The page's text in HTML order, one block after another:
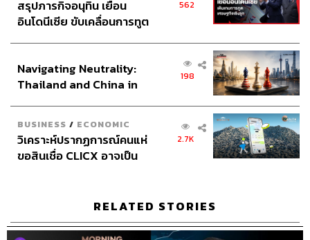
สรุปภารกิจอนุทิน เยือน
อินโดนีเซีย ขับเคลื่อนการทูต
อินโดนีเซีย
562
Navigating Neutrality:
Thailand and China in
198
BUSINESS / ECONOMIC
วิเคราะห์ปรากฏการณ์คนแห่
ขอสินเชื่อ CLICX อาจเป็น
2.7K
RELATED STORIES